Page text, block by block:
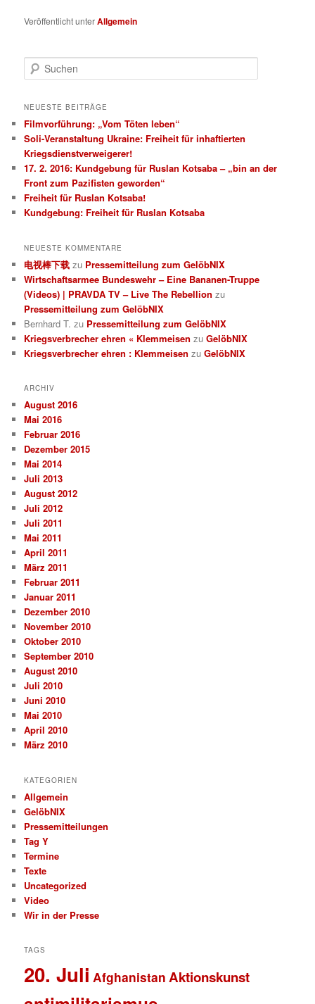
Veröffentlicht unterAllgemein
u
h
n
NEUESTE BEITRÄGE
Filmvorführung: „Vom Töten leben“
Soli-Veranstaltung Ukraine: Freiheit für inhaftierten
Kriegsdienstverweigerer!
17. 2. 2016: Kundgebung für Ruslan Kotsaba – „bin an der
Front zum Pazifisten geworden“
Freiheit für Ruslan Kotsaba!
Kundgebung: Freiheit für Ruslan Kotsaba
NEUESTE KOMMENTARE
电视棒下载 zu Pressemitteilung zum GelöbNIX
Wirtschaftsarmee Bundeswehr – Eine Bananen-Truppe
(Videos) | PRAVDA TV – Live The Rebellion zu
Pressemitteilung zum GelöbNIX
Bernhard T. zu Pressemitteilung zum GelöbNIX
Kriegsverbrecher ehren « Klemmeisen zuGelöbNIX
Kriegsverbrecher ehren : Klemmeisen zuGelöbNIX
ARCHIV
August 2016
Mai 2016
Februar 2016
Dezember 2015
Mai 2014
Juli 2013
August 2012
Juli 2012
Juli 2011
Mai 2011
April 2011
März 2011
Februar 2011
Januar 2011
Dezember 2010
November 2010
Oktober 2010
September 2010
August 2010
Juli 2010
Juni 2010
Mai 2010
April 2010
März 2010
KATEGORIEN
Allgemein
GelöbNIX
Pressemitteilungen
Tag Y
Termine
Texte
Uncategorized
Video
Wir in der Presse
TAGS
20. Juli Afghanistan Aktionskunst